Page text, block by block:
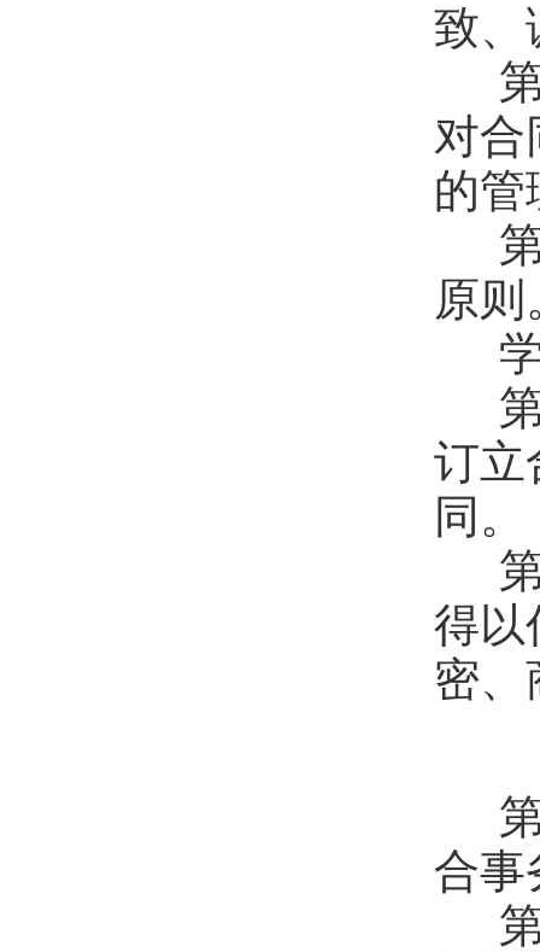
致、
对合
的管
原则
订立
同。
得以
密、
合事